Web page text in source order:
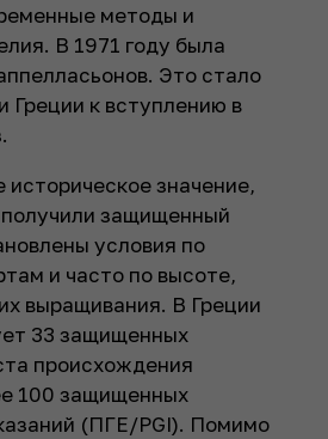
методы и
В 1971 году была
Это стало
Греции к вступлению в
значение,
защищенный
условия по
и часто по высоте,
выращивания. В Греции
33 защищенных
происхождения
100 защищенных
(ПГЕ/PGI). Помимо